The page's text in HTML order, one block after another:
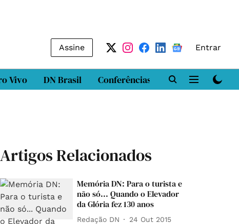
Assine Entrar
Vivo DN Brasil Conferências DN LAB
Artigos Relacionados
Memória DN: Para o turista e
não só... Quando o Elevador
da Glória fez 130 anos
Redação DN 24 Out 2015